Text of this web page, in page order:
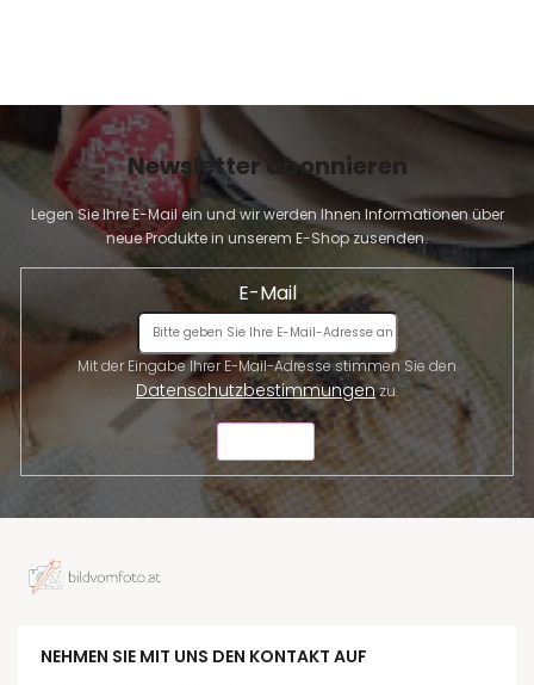
Newsletter abonnieren
Legen Sie Ihre E-Mail ein und wir werden Ihnen Informationen über
neue Produkte in unserem E-Shop zusenden.
E-Mail
Datenschutzbestimmungenzu.
NEHMEN SIE MIT UNS DEN KONTAKT AUF